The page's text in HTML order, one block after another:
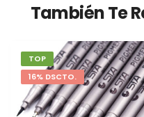
También Te
TOP
16% DSCTO.